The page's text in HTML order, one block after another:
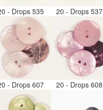
- Drops 535 20 - Drops 537
- Drops 607 20 - Drops 608